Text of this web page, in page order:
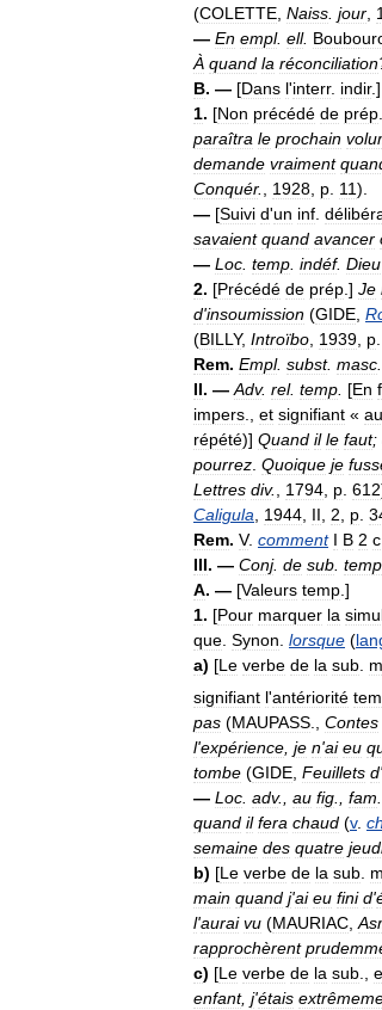
(COLETTE, Naiss. jour,
— En empl. ell.
À quand la réconciliation
B. — [Dans l'interr. indir.]
1. [Non précédé de prép
paraîtra le prochain
demande vraiment
Conquér., 1928, p. 11).
— [Suivi d'un inf.
savaient quand avancer
— Loc. temp. indéf. Dieu
2. [Précédé de prép.] Je
d'insoumission (GIDE,
(BILLY, Introïbo, 1939, p.
Rem. Empl. subst. masc.
II. —Adv. rel. temp. [En
impers., et signifiant « au
répété)] Quand il le faut;
pourrez. Quoique je
Lettres div., 1794, p. 612
Caligula, 1944, II, 2, p.
Rem. V. comment I B 2 c
III. — Conj. de sub. temp
A. — [Valeurs temp.]
1. [Pour marquer la
que. Synon. lorsque (
a) [Le verbe de la sub.
signifiant l'antériorité
pas (MAUPASS Contes
l'expérience je n'ai eu
tombe (GIDE Feuillets d'
— Loc adv., au fig fam
quand il fera chaud (v.
semaine des quatre
b) [Le verbe de la sub
main quand j'ai eu fini d'
l'aurai vu (MAURIAC
rapprochèrent
c) [Le verbe de la sub
enfant, j'étais